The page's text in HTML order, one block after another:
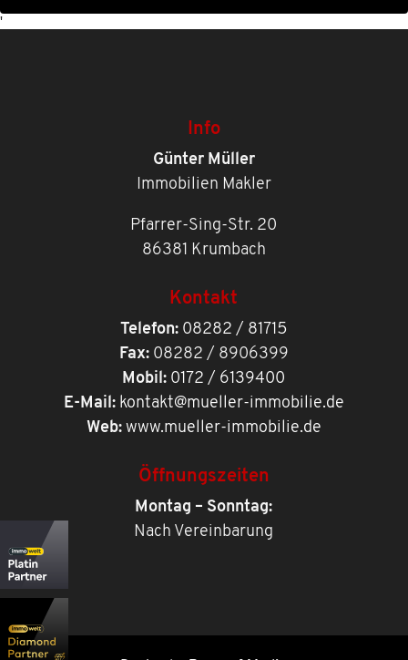
'
Info
Günter Müller
Immobilien Makler
Pfarrer-Sing-Str. 20
86381 Krumbach
Kontakt
Telefon: 08282 / 81715
Fax:08282 / 8906399
Mobil: 0172 / 6139400
E-Mail: kontakt@mueller-immobilie.de
Web: www.mueller-immobilie.de
Öffnungszeiten
Montag – Sonntag:
Nach Vereinbarung